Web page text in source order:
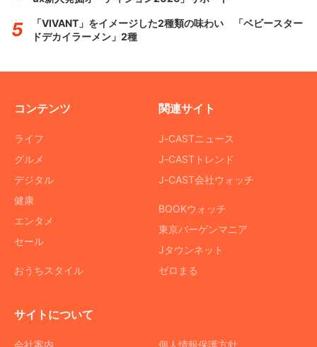
「VIVANT」をイメージした2種類の味わい 「ベビースター
ドデカイラーメン」2種
コンテンツ
ライフ
グルメ
デジタル
健康
エンタメ
セール
おうちスタイル
関連サイト
J-CASTニュース
J-CASTトレンド
J-CAST会社ウォッチ
BOOKウォッチ
東京バーゲンマニア
Jタウンネット
ゼロまる
サイトについて
会社案内 個人情報保護方針